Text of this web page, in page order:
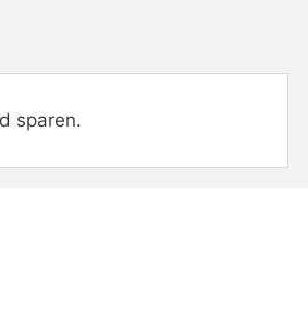
sparen.